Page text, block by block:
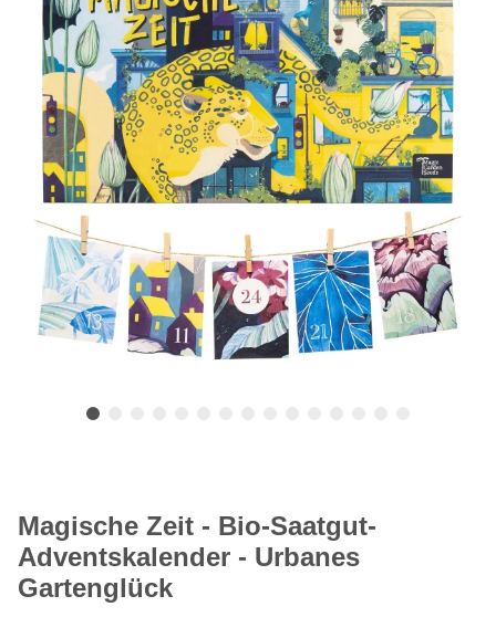
Magische Zeit - Bio-Saatgut-
Adventskalender - Urbanes
Gartenglück